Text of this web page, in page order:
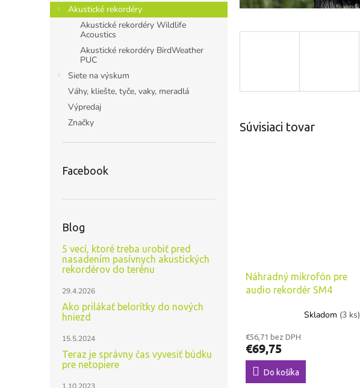
Akustické rekordéry
Akustické rekordéry Wildlife
Acoustics
Akustické rekordéry BirdWeather
PUC
Siete na výskum
Váhy, kliešte, tyče, vaky, meradlá
Výpredaj
Značky
Facebook
Blog
5 vecí, ktoré treba urobiť pred
nasadením pasívnych akustických
rekordérov do terénu
29.4.2026
Ako prilákať belorítky do nových
hniezd
15.5.2024
Teraz je správny čas vyvesiť búdku
pre netopiere
Súvisiaci tovar
Náhradný mikrofón pre
audio rekordér SM4
Skladom (3 ks)
€56,71 bez DPH
€69,75
Do košíka